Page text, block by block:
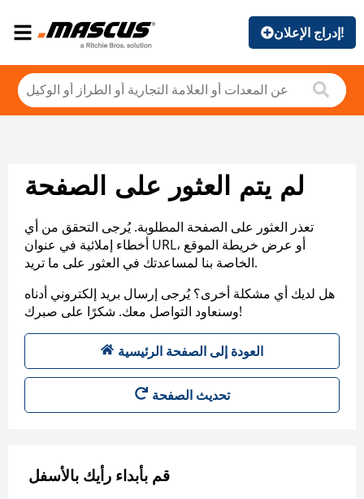
إدراج الإعلان!
لم يتم العثور على الصفحة
تعذر العثور على الصفحة المطلوبة. يُرجى التحقق من أي
أخطاء إملائية في عنوان URL، أو عرض خريطة الموقع
الخاصة بنا لمساعدتك في العثور على ما تريد.
هل لديك أي مشكلة أخرى؟ يُرجى إرسال بريد إلكتروني أدناه
وسنعاود التواصل معك. شكرًا على صبرك!
العودة إلى الصفحة الرئيسية
تحديث الصفحة
قم بأبداء رأيك بالأسفل